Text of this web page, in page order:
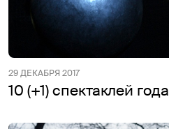
29 ДЕКАБРЯ 2017
10 (+1) спектаклей года